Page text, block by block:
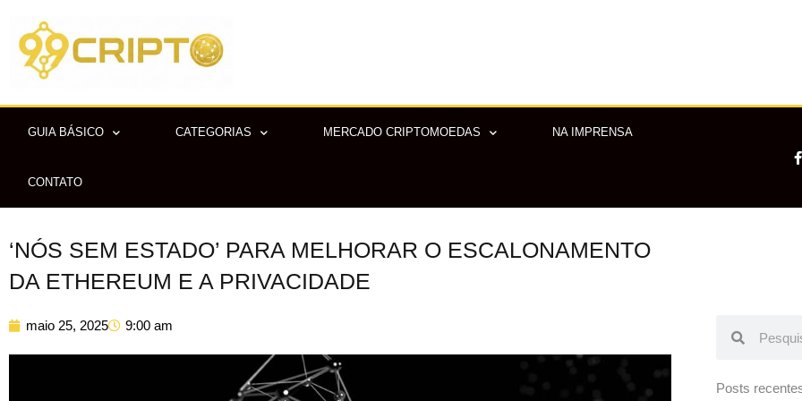
para
conteúdo
GUIA BÁSICO CATEGORIAS MERCADO CRIPTOMOEDAS NA IMPRENSA
CONTATO
F
a
‘NÓS SEM ESTADO’ PARA MELHORAR O ESCALONAMENTO
DA ETHEREUM E A PRIVACIDADE
maio 25, 2025 9:00 am
Posts